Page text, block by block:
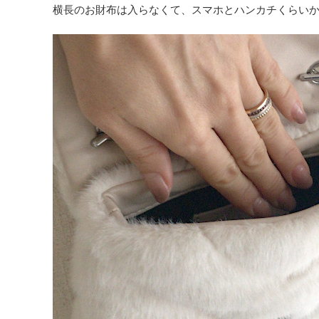
横長のお財布は入らなくて、スマホとハンカチくらい